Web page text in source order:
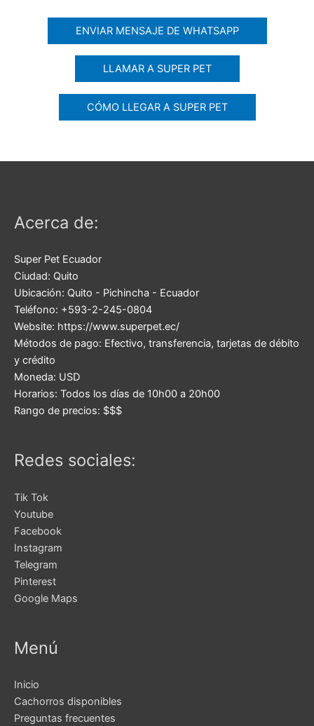
ENVIAR MENSAJE DE WHATSAPP
LLAMAR A SUPER PET
CÓMO LLEGAR A SUPER PET
Acerca de:
Super Pet Ecuador
Ciudad: Quito
Ubicación: Quito - Pichincha - Ecuador
Teléfono: +593-2-245-0804
Website: https://www.superpet.ec/
Métodos de pago: Efectivo, transferencia, tarjetas de débito
y crédito
Moneda: USD
Horarios: Todos los días de 10h00 a 20h00
Rango de precios: $$$
Redes sociales:
Tik Tok
Youtube
Facebook
Instagram
Telegram
Pinterest
Google Maps
Menú
Inicio
Cachorros disponibles
Preguntas frecuentes